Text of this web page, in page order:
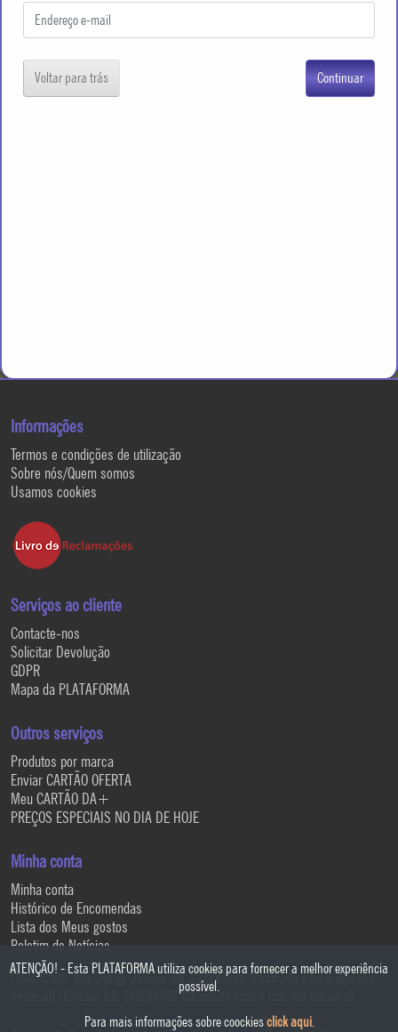
Voltar para trás Continuar
Informações
Termos e condições de utilização
Sobre nós/Quem somos
Usamos cookies
Serviços ao cliente
Contacte-nos
Solicitar Devolução
GDPR
Mapa da PLATAFORMA
Outros serviços
Produtos por marca
Enviar CARTÃO OFERTA
Meu CARTÃO DA+
PREÇOS ESPECIAIS NO DIA DE HOJE
Minha conta
Minha conta
Histórico de Encomendas
Lista dos Meus gostos
Boletim de Notícias
CONTACTOS: Vila Chã de Ourique Telf. 243789226 (Chamada para a rede fixa
nacional) / Cartaxo Telf. 243044487 (Chamada para a rede fixa nacional)
ATENÇÃO! - Esta PLATAFORMA utiliza cookies para fornecer a melhor experiência
possível.
Para mais informações sobre coockiesclick aqui.